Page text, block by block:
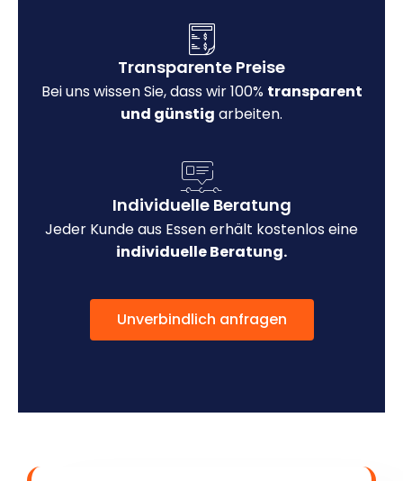
Transparente Preise
Bei uns wissen Sie, dass wir 100% transparent
und günstig arbeiten.
Individuelle Beratung
Jeder Kunde aus Essen erhält kostenlos eine
individuelle Beratung.
Unverbindlich anfragen